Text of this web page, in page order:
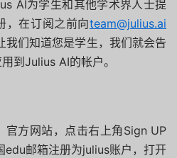
AI为学生和其他学术界人士提
，在订阅之前向team@julius.ai
我们知道您是学生，我们就会告
到Julius AI的帐户。
方网站，点击右上角Sign UP
edu邮箱注册为julius账户，打开